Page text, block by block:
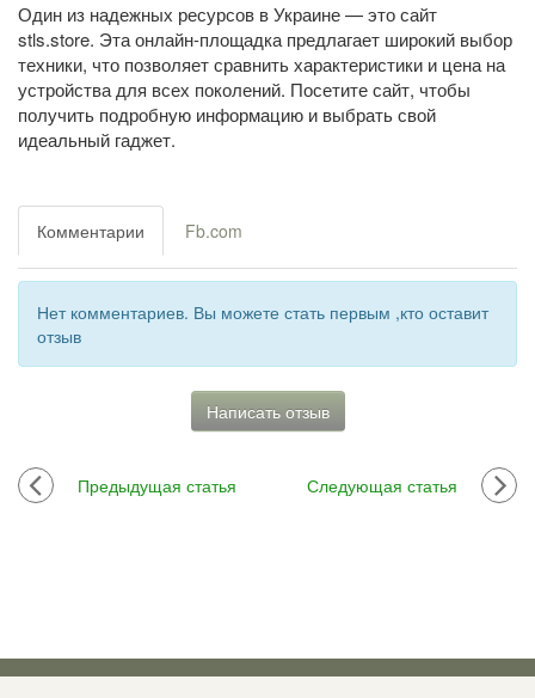
Один из надежных ресурсов в Украине — это сайт
stls.store. Эта онлайн-площадка предлагает широкий выбор
техники, что позволяет сравнить характеристики и цена на
устройства для всех поколений. Посетите сайт, чтобы
получить подробную информацию и выбрать свой
идеальный гаджет.
Комментарии Fb.com
Нет комментариев. Вы можете стать первым ,кто оставит
отзыв
Написать отзыв
Предыдущая статья Следующая статья